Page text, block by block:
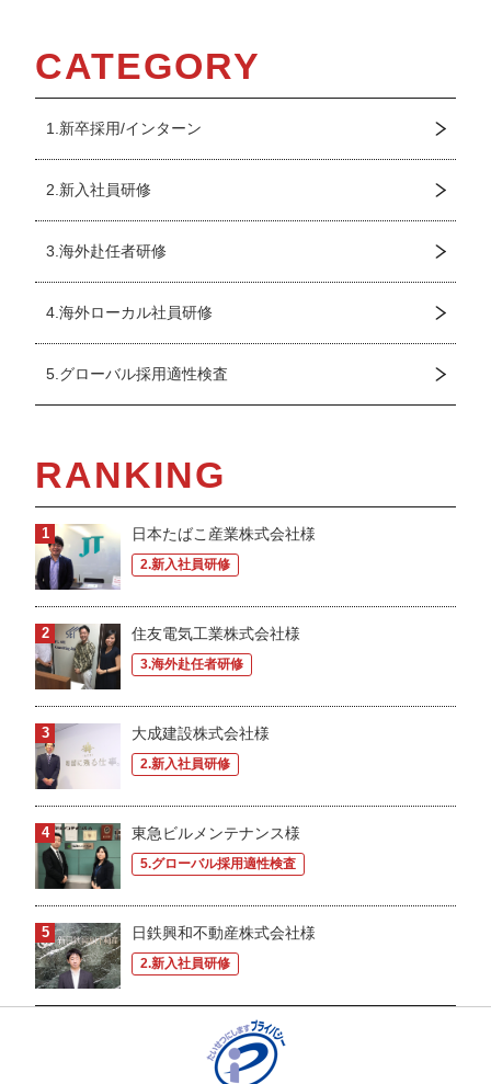
CATEGORY
1.新卒採用/インターン
2.新入社員研修
3.海外赴任者研修
4.海外ローカル社員研修
5.グローバル採用適性検査
RANKING
日本たばこ産業株式会社様
2.新入社員研修
住友電気工業株式会社様
3.海外赴任者研修
大成建設株式会社様
2.新入社員研修
東急ビルメンテナンス様
5.グローバル採用適性検査
日鉄興和不動産株式会社様
2.新入社員研修